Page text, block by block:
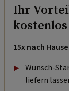
Ihr
kostenlos
15x nach
Wunsch-
liefern